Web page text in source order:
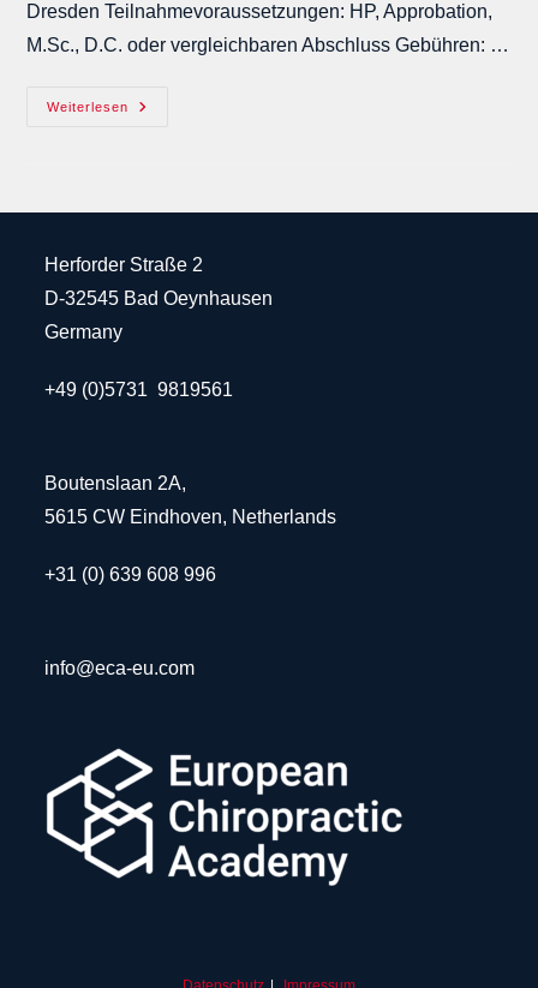
Dresden Teilnahmevoraussetzungen: HP, Approbation,
M.Sc., D.C. oder vergleichbaren Abschluss Gebühren: …
Weiterlesen Craniopathy
Herforder Straße 2
D-32545 Bad Oeynhausen
Germany
+49 (0)5731 9819561
Boutenslaan 2A,
5615 CW Eindhoven, Netherlands
+31 (0) 639 608 996
info@eca-eu.com